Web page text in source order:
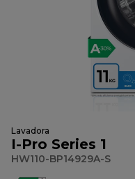
Lavadora
I-Pro Series 1
HW110-BP14929A-S